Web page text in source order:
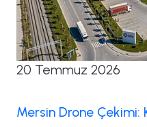
20 Temmuz 2026
Mersin Drone Çekimi: